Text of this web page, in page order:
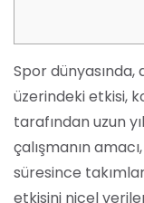
Spor
üzerindeki etkisi,
tarafından uzun
çalışmanın
süresince
etkisini nicel